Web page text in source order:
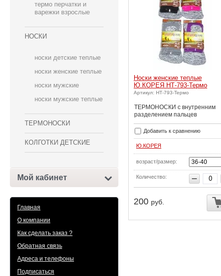
термо перчатки и
варежки взрослые
НОСКИ
носки детские теплые
носки женские теплые
носки мужские
носки мужские теплые
ТЕРМОНОСКИ
КОЛГОТКИ ДЕТСКИЕ
Мой кабинет
Главная
О компании
Как сделать заказ ?
Обратная связь
Адреса и телефоны
Подписаться
Носки женские теплые
Ю.КОРЕЯ НТ-793-Термо
Артикул: НТ-793-Термо
ТЕРМОНОСКИ с внутренним
разделением пальцев
Добавить к сравнению
Ю.КОРЕЯ
возраст/размер:
Количество:
200 руб.